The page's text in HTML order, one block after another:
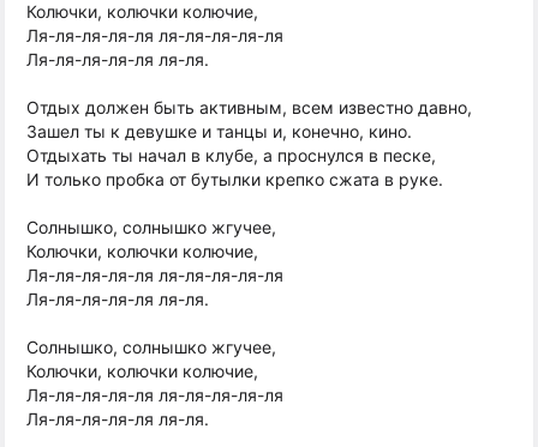
Колючки, колючки колючие,
Ля-ля-ля-ля-ля ля-ля-ля-ля-ля
Ля-ля-ля-ля-ля ля-ля.
Отдых должен быть активным, всем известно давно,
Зашел ты к девушке и танцы и, конечно, кино.
Отдыхать ты начал в клубе, а проснулся в песке,
И только пробка от бутылки крепко сжата в руке.
Солнышко, солнышко жгучее,
Колючки, колючки колючие,
Ля-ля-ля-ля-ля ля-ля-ля-ля-ля
Ля-ля-ля-ля-ля ля-ля.
Солнышко, солнышко жгучее,
Колючки, колючки колючие,
Ля-ля-ля-ля-ля ля-ля-ля-ля-ля
Ля-ля-ля-ля-ля ля-ля.